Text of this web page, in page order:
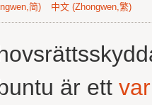
简) 中文 (Zhongwen,繁)
är ett